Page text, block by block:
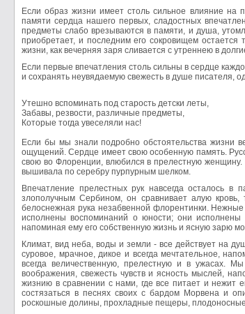
Если образ жизни имеет столь сильное влияние на
памяти сердца нашего первых, сладостных
предметы слабо врезываются в памяти, и душа,
приобретает, и последним его сокровищем
жизни, как вечерняя заря сливается с утреннею в
Если первые впечатления столь сильны в сердце
и сохранять неувядаемую свежесть в душе писателя,
Утешно вспоминать под старость детски леты,
Забавы, резвости, различные предметы,
Которые тогда увеселяли нас!
Если бы мы знали подробно обстоятельства жизни
ощущений. Сердце имеет свою особенную память.
свою во Флоренции, влюбился в прелестную
вышивала по серебру пурпурным шелком.
Впечатление прелестных рук навсегда осталось в
злополучным Сербином, он сравнивает алую
белоснежная рука незабвенной флорентинки.
исполнены воспоминаний о юности; они исполнены
напоминая ему его собственную жизнь и ясную зарю
Климат, вид неба, воды и земли - все действует на
суровое, мрачное, дикое и всегда мечтательное,
всегда величественную, прелестную и в ужасах.
воображения, свежесть чувств и ясность мыслей,
жизнию в сравнении с нами, где все питает и нежит
состязаться в песнях своих с бардом Морвена и
роскошные долины, прохладные пещеры,